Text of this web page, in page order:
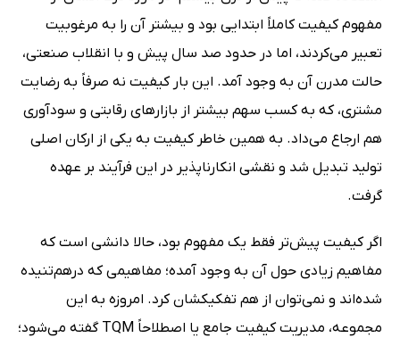
مفهوم کیفیت کاملاً ابتدایی بود و بیشتر آن را به مرغوبیت
تعبیر می‌کردند، اما در حدود صد سال پیش و با انقلاب صنعتی،
حالت مدرن آن به وجود آمد. این بار کیفیت نه صرفاً به رضایت
مشتری، که به کسب سهم بیشتر از بازارهای رقابتی و سودآوری
هم ارجاع می‌داد. به همین خاطر کیفیت به یکی از ارکان اصلی
تولید تبدیل شد و نقشی انکارناپذیر در این فرآیند بر عهده
گرفت.
اگر کیفیت پیش‌تر فقط یک مفهوم بود، حالا دانشی است که
مفاهیم زیادی حول آن به وجود آمده؛ مفاهیمی که درهم‌تنیده
شده‌اند و نمی‌توان از هم تفکیکشان کرد. امروزه به این
مجموعه، مدیریت کیفیت جامع یا اصطلاحاً TQM گفته می‌شود؛